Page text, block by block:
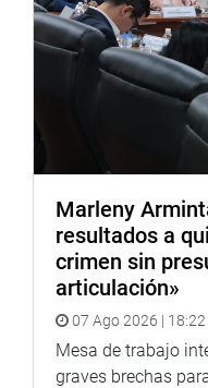
Marleny
resultados a
crimen sin
articulación»
07 Ago 2026 | 18:22
Mesa de trabajo
graves brechas